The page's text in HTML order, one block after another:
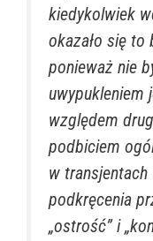
kiedykolwiek
okazało się to
ponieważ nie
uwypukleniem
względem
podbiciem
w
podkręcenia
„ostrość” i